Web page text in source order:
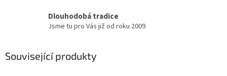
Dlouhodobá tradice
Jsme tu pro Vás již od roku 2009
Související produkty